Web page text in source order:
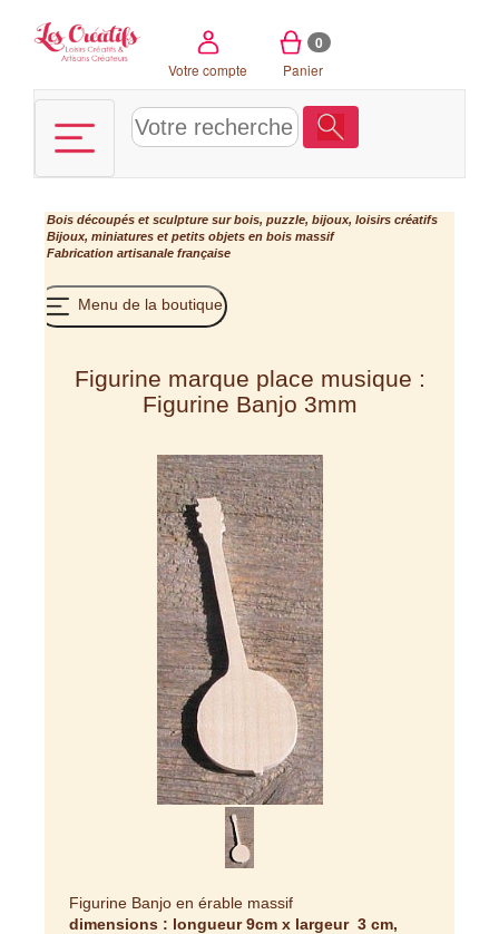
Votre compte
0
Panier
Bois découpés et sculpture sur bois, puzzle, bijoux, loisirs créatifs
Bijoux, miniatures et petits objets en bois massif
Fabrication artisanale française
Menu de la boutique
Figurine marque place musique :
Figurine Banjo 3mm
Figurine Banjo en érable massif
dimensions : longueur 9cm x largeur 3 cm,